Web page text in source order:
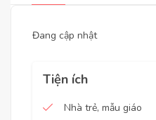
Đang cập nhật
Tiện ích
Nhà trẻ, mẫu giáo